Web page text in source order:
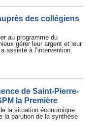
des collégiens
au programme du
gérer leur argent et leur
assisté à l’intervention.
de Saint-Pierre-
la Première
la situation économique
la parution de la synthèse